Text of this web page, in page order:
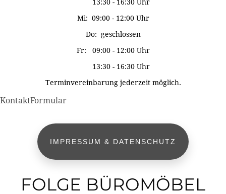
13:30 - 16:30 Uhr
Mi: 09:00 - 12:00 Uhr
Do: geschlossen
Fr: 09:00 - 12:00 Uhr
13:30 - 16:30 Uhr
Terminvereinbarung jederzeit möglich.
KontaktFormular
IMPRESSUM & DATENSCHUTZ
FOLGE BÜROMÖBEL